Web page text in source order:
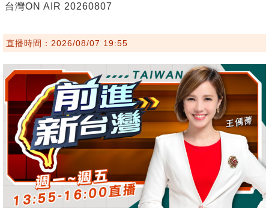
台灣ON AIR 20260807
直播時間：2026/08/07 19:55